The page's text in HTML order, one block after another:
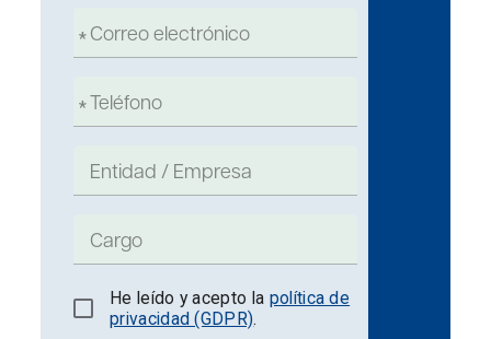
He leído y acepto la política de
privacidad (GDPR).